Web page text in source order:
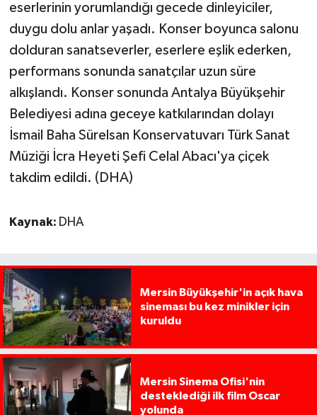
eserlerinin yorumlandığı gecede dinleyiciler,
duygu dolu anlar yaşadı. Konser boyunca salonu
dolduran sanatseverler, eserlere eşlik ederken,
performans sonunda sanatçılar uzun süre
alkışlandı. Konser sonunda Antalya Büyükşehir
Belediyesi adına geceye katkılarından dolayı
İsmail Baha Sürelsan Konservatuvarı Türk Sanat
Müziği İcra Heyeti Şefi Celal Abacı'ya çiçek
takdim edildi. (DHA)
Kaynak: DHA
Mersin Büyükşehir'in açık hava
sineması bu kez minikler için
kuruldu
Mersin Sinema Ofisi'nin
desteklediği ilk film Oscar
yolunda